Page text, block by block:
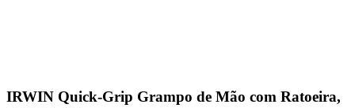
IRWIN Quick-Grip Grampo de Mão com Ratoeira,